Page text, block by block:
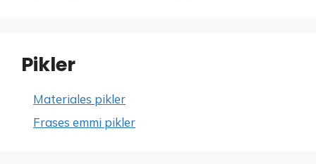
Pikler
Materiales pikler
Frases emmi pikler